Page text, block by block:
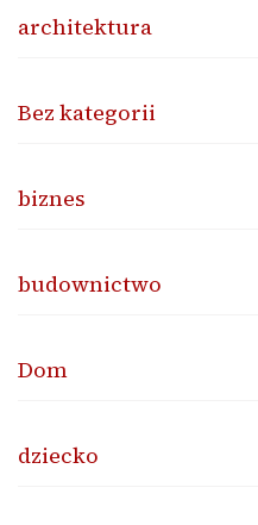
architektura
Bez kategorii
biznes
budownictwo
Dom
dziecko